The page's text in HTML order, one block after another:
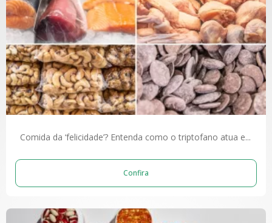
Comida da ‘felicidade’? Entenda como o triptofano atua e...
Confira